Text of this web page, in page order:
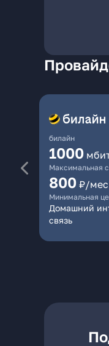
билайн
1000
Максимальная
800 ₽/мес
Минимальная
Домашний
связь